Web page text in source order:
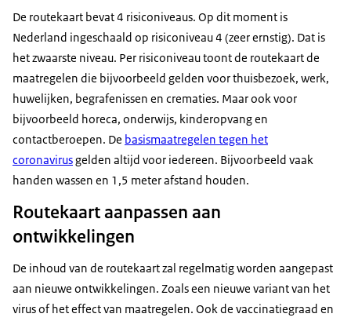
De routekaart bevat 4 risiconiveaus. Op dit moment is
Nederland ingeschaald op risiconiveau 4 (zeer ernstig). Dat is
het zwaarste niveau. Per risiconiveau toont de routekaart de
maatregelen die bijvoorbeeld gelden voor thuisbezoek, werk,
huwelijken, begrafenissen en crematies. Maar ook voor
bijvoorbeeld horeca, onderwijs, kinderopvang en
contactberoepen. De basismaatregelen tegen het
coronavirusgelden altijd voor iedereen. Bijvoorbeeld vaak
handen wassen en 1,5 meter afstand houden.
Routekaart aanpassen aan
ontwikkelingen
De inhoud van de routekaart zal regelmatig worden aangepast
aan nieuwe ontwikkelingen. Zoals een nieuwe variant van het
virus of het effect van maatregelen. Ook de vaccinatiegraad en